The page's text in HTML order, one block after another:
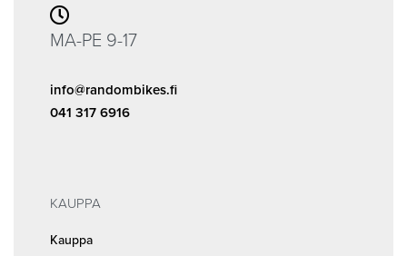
MA-PE 9-17
info@randombikes.fi
041 317 6916
KAUPPA
Kauppa